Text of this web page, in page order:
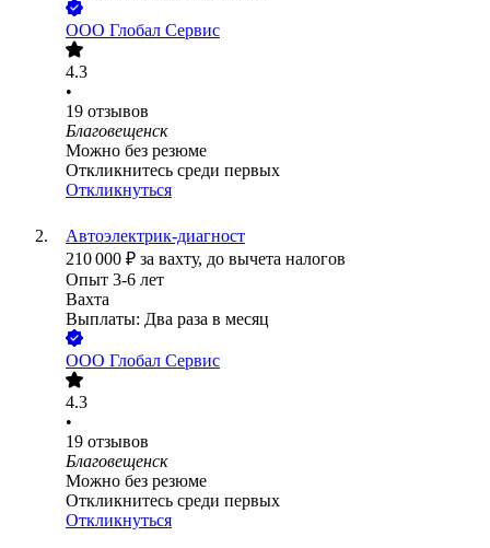
ООО Глобал Сервис
4.3
•
19 отзывов
Благовещенск
Можно без резюме
Откликнитесь среди первых
Откликнуться
Автоэлектрик-диагност
210 000 ₽ за вахту, до вычета налогов
Опыт 3-6 лет
Вахта
Выплаты: Два раза в месяц
ООО Глобал Сервис
4.3
•
19 отзывов
Благовещенск
Можно без резюме
Откликнитесь среди первых
Откликнуться